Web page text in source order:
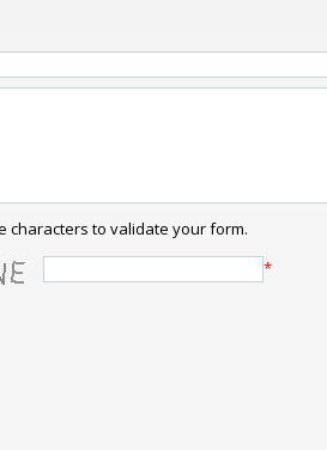
characters to validate your form.
*